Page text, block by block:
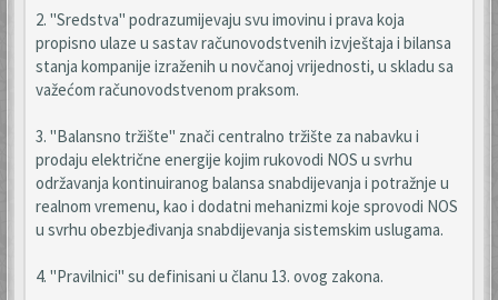
2. "Sredstva" podrazumijevaju svu imovinu i prava koja
propisno ulaze u sastav računovodstvenih izvještaja i bilansa
stanja kompanije izraženih u novčanoj vrijednosti, u skladu sa
važećom računovodstvenom praksom.
3. "Balansno tržište" znači centralno tržište za nabavku i
prodaju električne energije kojim rukovodi NOS u svrhu
održavanja kontinuiranog balansa snabdijevanja i potražnje u
realnom vremenu, kao i dodatni mehanizmi koje sprovodi NOS
u svrhu obezbjeđivanja snabdijevanja sistemskim uslugama.
4. "Pravilnici" su definisani u članu 13. ovog zakona.